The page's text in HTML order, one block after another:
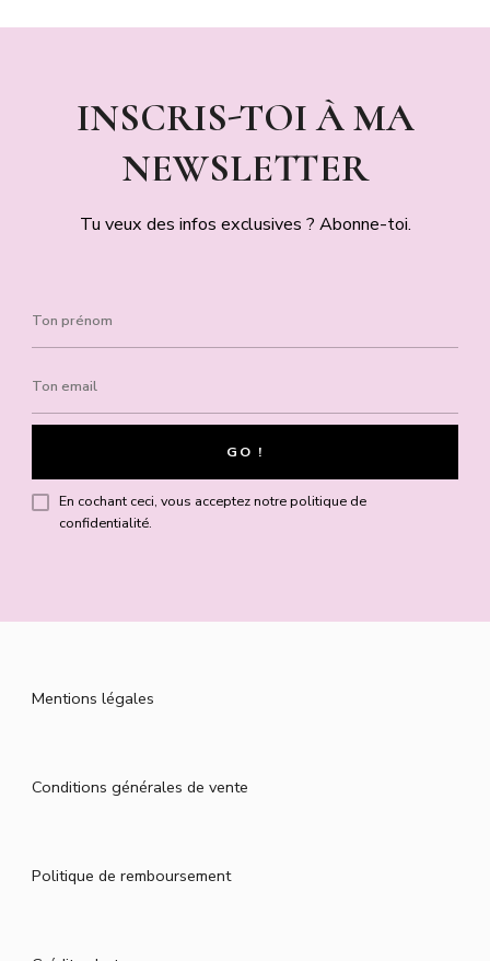
INSCRIS-TOI À MA
NEWSLETTER
Tu veux des infos exclusives ? Abonne-toi.
En cochant ceci, vous acceptez notre politique de
confidentialité.
Mentions légales
Conditions générales de vente
Politique de remboursement